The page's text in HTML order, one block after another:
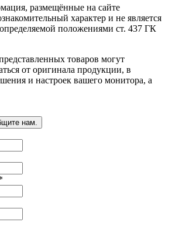
размещённые на сайте
характер и не является
положениями ст. 437 ГК
товаров могут
от оригинала продукции, в
и настроек вашего монитора, а
нам.